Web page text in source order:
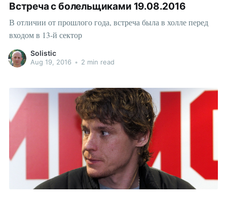
Встреча с болельщиками 19.08.2016
В отличии от прошлого года, встреча была в холле перед
входом в 13-й сектор
Solistic
Aug 19, 2016 • 2 min read